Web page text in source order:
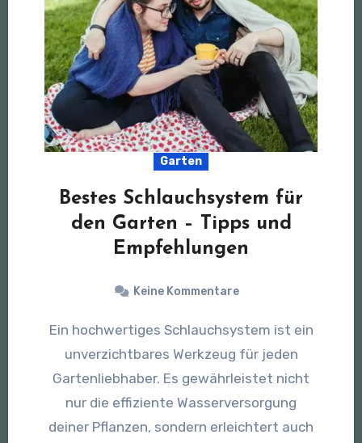
Garten
Bestes Schlauchsystem für
den Garten – Tipps und
Empfehlungen
Keine Kommentare
Ein hochwertiges Schlauchsystem ist ein
unverzichtbares Werkzeug für jeden
Gartenliebhaber. Es gewährleistet nicht
nur die effiziente Wasserversorgung
deiner Pflanzen, sondern erleichtert auch